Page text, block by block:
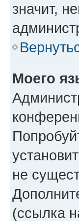
значит,
Моего
не
(ссылка